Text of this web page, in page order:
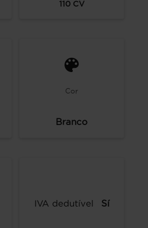
110CV
Cor
Branco
IVA dedutível Sí